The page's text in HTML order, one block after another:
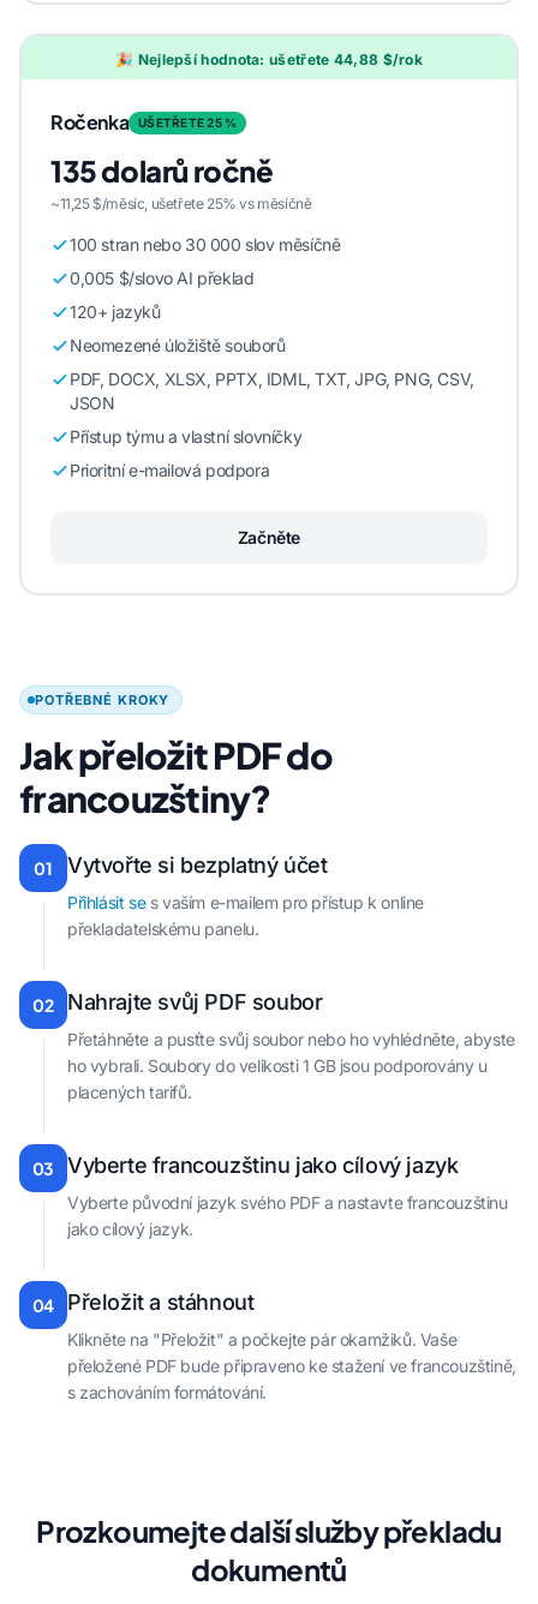
🎉 Nejlepší hodnota: ušetřete 44,88 $/rok
Ročenka UŠETŘETE 25 %
135 dolarů ročně
~11,25 $/měsíc, ušetřete 25% vs měsíčně
100 stran nebo 30 000 slov měsíčně
0,005 $/slovo AI překlad
120+ jazyků
Neomezené úložiště souborů
PDF, DOCX, XLSX, PPTX, IDML, TXT, JPG, PNG, CSV,
JSON
Přístup týmu a vlastní slovníčky
Prioritní e-mailová podpora
Začněte
POTŘEBNÉ KROKY
Jak přeložit PDF do
francouzštiny?
01 Vytvořte si bezplatný účet
Přihlásit ses vaším e-mailem pro přístup k online
překladatelskému panelu.
02 Nahrajte svůj PDF soubor
Přetáhněte a pusťte svůj soubor nebo ho vyhlédněte, abyste
ho vybrali. Soubory do velikosti 1 GB jsou podporovány u
placených tarifů.
03 Vyberte francouzštinu jako cílový jazyk
Vyberte původní jazyk svého PDF a nastavte francouzštinu
jako cílový jazyk.
04 Přeložit a stáhnout
Klikněte na "Přeložit" a počkejte pár okamžiků. Vaše
přeložené PDF bude připraveno ke stažení ve francouzštině,
s zachováním formátování.
Prozkoumejte další služby překladu
dokumentů